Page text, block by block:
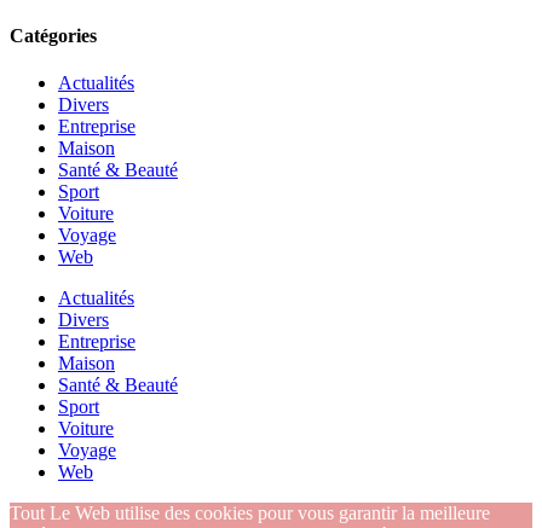
Catégories
Actualités
Divers
Entreprise
Maison
Santé & Beauté
Sport
Voiture
Voyage
Web
Actualités
Divers
Entreprise
Maison
Santé & Beauté
Sport
Voiture
Voyage
Web
Tout Le Web utilise des cookies pour vous garantir la meilleure